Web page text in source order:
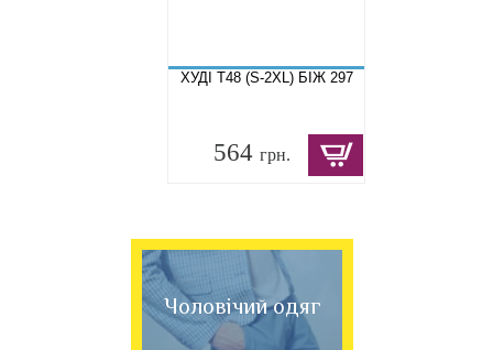
ХУДІ T48 (S-2XL) БІЖ 297
564 грн.
Чоловічий одяг